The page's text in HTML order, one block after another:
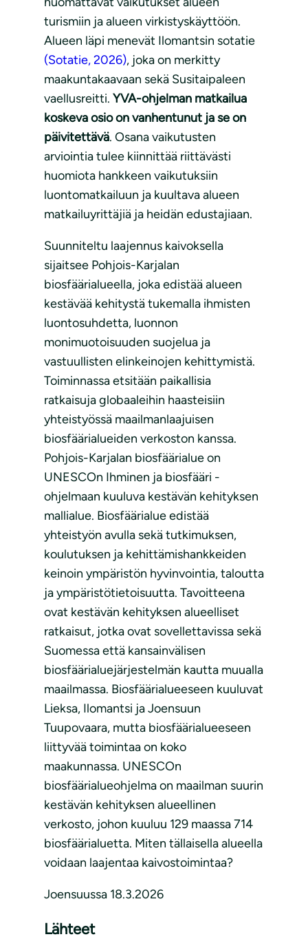
turismiin ja alueen virkistyskäyttöön.
Alueen läpi menevät Ilomantsin sotatie
(Sotatie, 2026), joka on merkitty
maakuntakaavaan sekä Susitaipaleen
vaellusreitti. YVA-ohjelman matkailua
koskeva osio on vanhentunut ja se on
päivitettävä. Osana vaikutusten
arviointia tulee kiinnittää riittävästi
huomiota hankkeen vaikutuksiin
luontomatkailuun ja kuultava alueen
matkailuyrittäjiä ja heidän edustajiaan.
Suunniteltu laajennus kaivoksella
sijaitsee Pohjois-Karjalan
biosfäärialueella, joka edistää alueen
kestävää kehitystä tukemalla ihmisten
luontosuhdetta, luonnon
monimuotoisuuden suojelua ja
vastuullisten elinkeinojen kehittymistä.
Toiminnassa etsitään paikallisia
ratkaisuja globaaleihin haasteisiin
yhteistyössä maailmanlaajuisen
biosfäärialueiden verkoston kanssa.
Pohjois-Karjalan biosfäärialue on
UNESCOn Ihminen ja biosfääri -
ohjelmaan kuuluva kestävän kehityksen
mallialue. Biosfäärialue edistää
yhteistyön avulla sekä tutkimuksen,
koulutuksen ja kehittämishankkeiden
keinoin ympäristön hyvinvointia, taloutta
ja ympäristötietoisuutta. Tavoitteena
ovat kestävän kehityksen alueelliset
ratkaisut, jotka ovat sovellettavissa sekä
Suomessa että kansainvälisen
biosfäärialuejärjestelmän kautta muualla
maailmassa. Biosfäärialueeseen kuuluvat
Lieksa, Ilomantsi ja Joensuun
Tuupovaara, mutta biosfäärialueeseen
liittyvää toimintaa on koko
maakunnassa. UNESCOn
biosfäärialueohjelma on maailman suurin
kestävän kehityksen alueellinen
verkosto, johon kuuluu 129 maassa 714
biosfäärialuetta. Miten tällaisella alueella
voidaan laajentaa kaivostoimintaa?
Joensuussa 18.3.2026
Lähteet